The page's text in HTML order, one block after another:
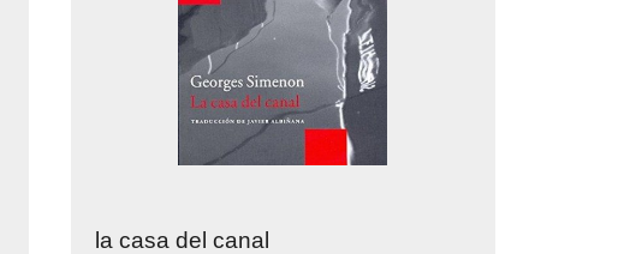
la casa del canal